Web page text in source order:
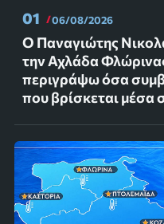
01 06/08/2026
Ο Παναγιώτης
την Αχλάδα
περιγράψω όσα
που βρίσκεται μέσα